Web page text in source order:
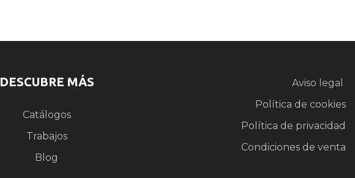
DESCUBRE MÁS
Catálogos
Trabajos
Blog
Aviso legal
Política de cookies
Política de privacidad
Condiciones de venta